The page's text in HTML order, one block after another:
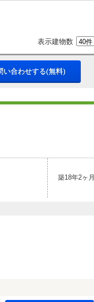
表示建物数
い合わせする(無料)
築18年2ヶ月